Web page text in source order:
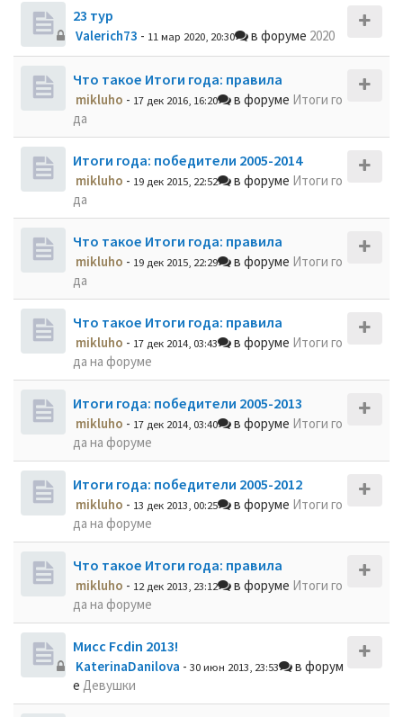
23 тур
Valerich73 - 11 мар 2020, 20:30 в форуме 2020
Что такое Итоги года: правила
mikluho - 17 дек 2016, 16:20 в форуме Итоги го
да
Итоги года: победители 2005-2014
mikluho - 19 дек 2015, 22:52 в форуме Итоги го
да
Что такое Итоги года: правила
mikluho - 19 дек 2015, 22:29 в форуме Итоги го
да
Что такое Итоги года: правила
mikluho - 17 дек 2014, 03:43 в форуме Итоги го
да на форуме
Итоги года: победители 2005-2013
mikluho - 17 дек 2014, 03:40 в форуме Итоги го
да на форуме
Итоги года: победители 2005-2012
mikluho - 13 дек 2013, 00:25 в форуме Итоги го
да на форуме
Что такое Итоги года: правила
mikluho - 12 дек 2013, 23:12 в форуме Итоги го
да на форуме
Мисс Fcdin 2013!
KaterinaDanilova - 30 июн 2013, 23:53
в форум
е Девушки